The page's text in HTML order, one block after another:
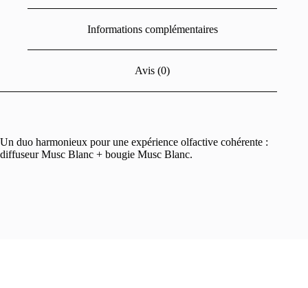
Informations complémentaires
Avis (0)
Un duo harmonieux pour une expérience olfactive cohérente :
diffuseur Musc Blanc + bougie Musc Blanc.